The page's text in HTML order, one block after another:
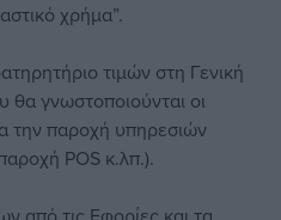
χρήμα”.
τιμών στη Γενική
θα γνωστοποιούνται οι
την παροχή υπηρεσιών
POS κ.λπ.).